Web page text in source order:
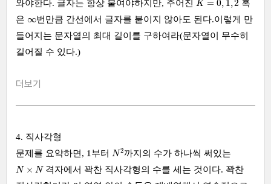
와야한다. 글자는 항상 붙여야하지만, 주어진 K = 0, 1,2 혹
은 ∞
∞ 번만큼 간선에서 글자를 붙이지 않아도 된다.이렇게 만
들어지는 문자열의 최대 길이를 구하여라(문자열이 무수히
길어질 수 있다.)
더보기
4. 직사각형
문제를 요약하면, 1
1 부터 N2
N2까지의 수가 하나씩 써있는
N × N
N× N
격자에서 꽉찬 직사각형의 수를 세는 것이다. 꽉찬